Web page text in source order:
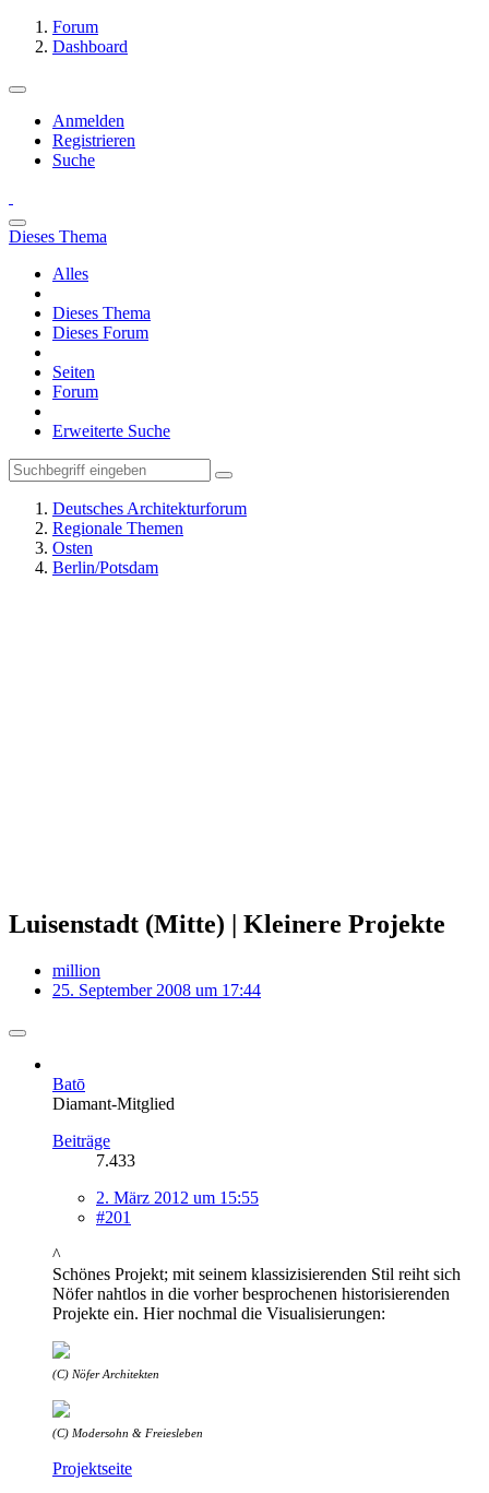
Forum
Dashboard
Anmelden
Registrieren
Suche
Dieses Thema
Alles
Dieses Thema
Dieses Forum
Seiten
Forum
Erweiterte Suche
Deutsches Architekturforum
Regionale Themen
Osten
Berlin/Potsdam
Luisenstadt (Mitte) | Kleinere Projekte
million
25. September 2008 um 17:44
Batō
Diamant-Mitglied
Beiträge
7.433
2. März 2012 um 15:55
#201
^
Schönes Projekt; mit seinem klassizisierenden Stil reiht sich
Nöfer nahtlos in die vorher besprochenen historisierenden
Projekte ein. Hier nochmal die Visualisierungen:
(C) Nöfer Architekten
(C) Modersohn & Freiesleben
Projektseite